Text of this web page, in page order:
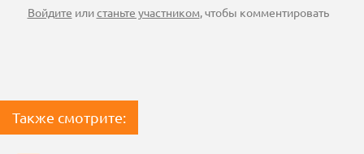
Войдите илистаньте участником, чтобы комментировать
Также смотрите: